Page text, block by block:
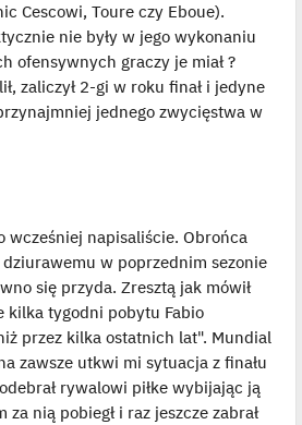
Cescowi, Toure czy Eboue).
nie były w jego wykonaniu
ofensywnych graczy je miał ?
zaliczył 2-gi w roku finał i jedyne
jednego zwycięstwa w
wcześniej napisaliście. Obrońca
dziurawemu w poprzednim sezonie
się przyda. Zresztą jak mówił
kilka tygodni pobytu Fabio
przez kilka ostatnich lat". Mundial
zawsze utkwi mi sytuacja z finału
rywalowi piłke wybijając ją
nią pobiegł i raz jeszcze zabrał